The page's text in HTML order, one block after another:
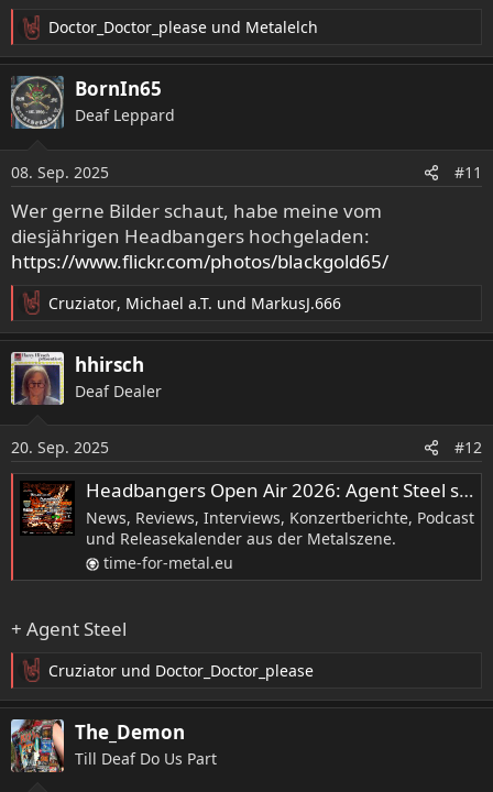
R
e
a
k
t
n
e
n
:
Doctor_Doctor_please und Metalelch
BornIn65
Deaf Leppard
08. Sep. 2025 #11
Wer gerne Bilder schaut, habe meine vom
diesjährigen Headbangers hochgeladen:
https://www.flickr.com/photos/blackgold65/
R
e
a
k
t
o
n
e
n
:
Cruziator, Michael a.T. und MarkusJ.666
hhirsch
Deaf Dealer
20. Sep. 2025 #12
Headbangers Open Air 2026: Agent Steel sind zweiter Headliner
News, Reviews, Interviews, Konzertberichte, Podcast
und Releasekalender aus der Metalszene.
time-for-metal.eu
+ Agent Steel
R
e
a
k
t
Cruziator und Doctor_Doctor_please
The_Demon
Till Deaf Do Us Part